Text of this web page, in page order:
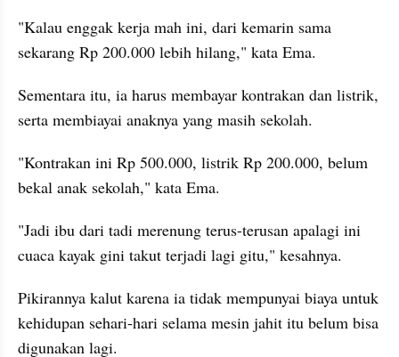
"Kalau enggak kerja mah ini, dari kemarin sama
sekarang Rp 200.000 lebih hilang," kata Ema.
Sementara itu, ia harus membayar kontrakan dan listrik,
serta membiayai anaknya yang masih sekolah.
"Kontrakan ini Rp 500.000, listrik Rp 200.000, belum
bekal anak sekolah," kata Ema.
"Jadi ibu dari tadi merenung terus-terusan apalagi ini
cuaca kayak gini takut terjadi lagi gitu," kesahnya.
Pikirannya kalut karena ia tidak mempunyai biaya untuk
kehidupan sehari-hari selama mesin jahit itu belum bisa
digunakan lagi.